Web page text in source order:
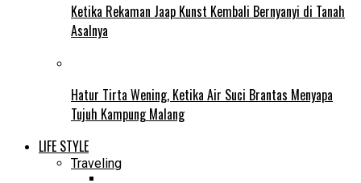
Ketika Rekaman Jaap Kunst Kembali Bernyanyi di Tanah
Asalnya
Hatur Tirta Wening, Ketika Air Suci Brantas Menyapa
Tujuh Kampung Malang
LIFE STYLE
Traveling